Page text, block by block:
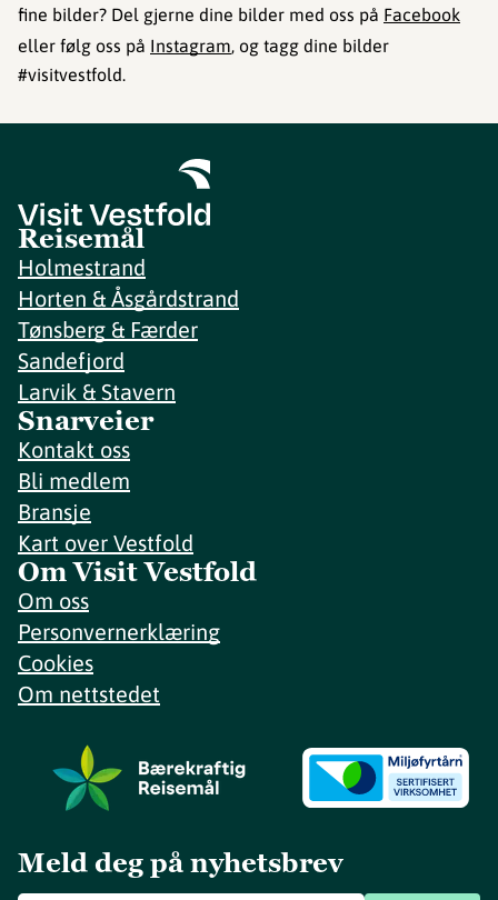
fine bilder? Del gjerne dine bilder med oss på Facebook
eller følg oss på Instagram, og tagg dine bilder
#visitvestfold.
Reisemål
Holmestrand
Horten & Åsgårdstrand
Tønsberg & Færder
Sandefjord
Larvik & Stavern
Snarveier
Kontakt oss
Bli medlem
Bransje
Kart over Vestfold
Om Visit Vestfold
Om oss
Personvernerklæring
Cookies
Om nettstedet
Meld deg på nyhetsbrev